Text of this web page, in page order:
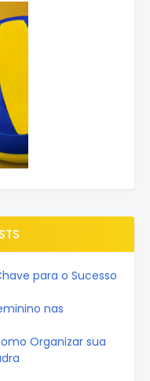
para o Sucesso
nas
Organizar sua